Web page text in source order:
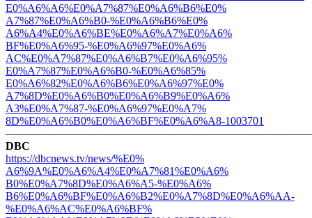
E0%A6%A6%E0%A7%87%E0%A6%B6%E0%
A7%87%E0%A6%B0-%E0%A6%B6%E0%
A6%A4%E0%A6%BE%E0%A6%A7%E0%A6%
BF%E0%A6%95-%E0%A6%97%E0%A6%
AC%E0%A7%87%E0%A6%B7%E0%A6%95%
E0%A7%87%E0%A6%B0-%E0%A6%85%
E0%A6%82%E0%A6%B6%E0%A6%97%E0%
A7%8D%E0%A6%B0%E0%A6%B9%E0%A6%
A3%E0%A7%87-%E0%A6%97%E0%A7%
8D%E0%A6%B0%E0%A6%BF%E0%A6%A8-1003701
DBC
https://dbcnews.tv/news/%E0%
A6%9A%E0%A6%A4%E0%A7%81%E0%A6%
B0%E0%A7%8D%E0%A6%A5-%E0%A6%
B6%E0%A6%BF%E0%A6%B2%E0%A7%8D%E0%A6%AA-
%E0%A6%AC%E0%A6%BF%